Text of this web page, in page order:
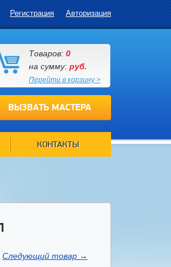
Регистрация Авторизация
Товаров: 0
на сумму: руб.
Перейти в корзину >
ВЫЗВАТЬ МАСТЕРА
КОНТАКТЫ
Следующий товар →